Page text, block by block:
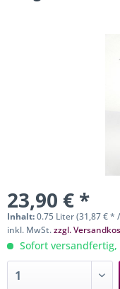
23,90 € *
Inhalt:0.75 Liter (31,87 € *
inkl. MwSt.zzgl.
Sofort versandfertig,